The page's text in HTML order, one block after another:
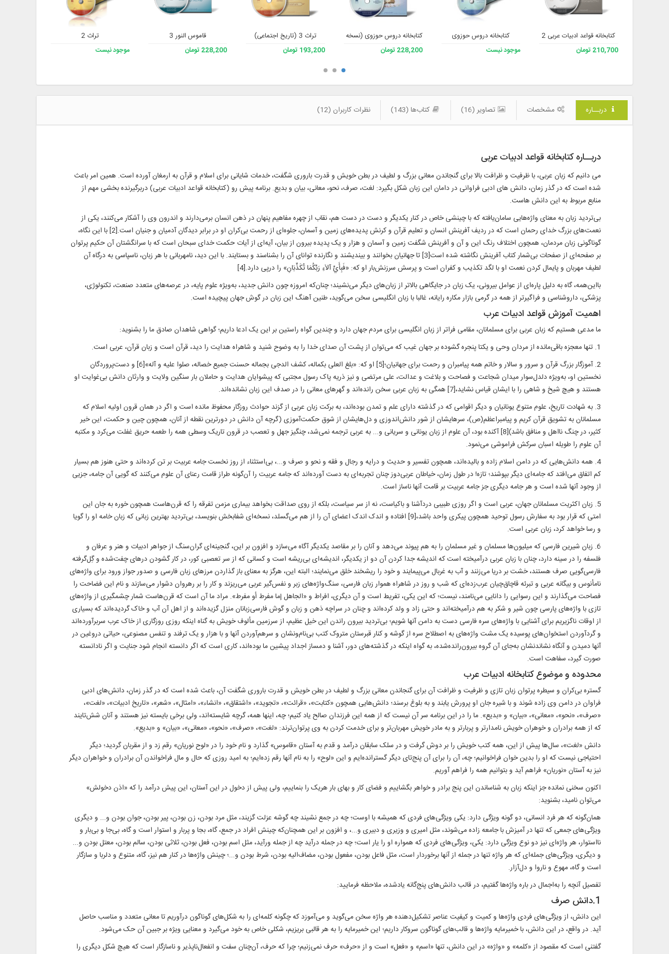
کتابخانه قواعد ادبیات عربی 2
210,700 تومان
کتابخانه دروس حوزوی
موجود نیست
کتابخانه دروس حوزوی (نسخه 2)
228,200 تومان
تراث 3 (تاریخ اجتماعی)
193,200 تومان
قاموس النور 3
228,200 تومان
تراث 2
موجود نیست
دربــاره مشخصات تصاویر (16) کتاب‌ها (143) نظرات کاربران (12)
دربــاره کتابخانه قواعد ادبیات عربی
می دانیم که زبان عربی، با ظرفیت و ظرافت بالا برای گنجاندن معانی بزرگ و لطیف در بطن خویش و قدرت باروری شگفت، خدمات شایانی برای اسلام و قرآن به ارمغان آورده است. همین امر باعث
شده است که در گذر زمان، دانش های ادبی فراوانی در دامان این زبان شکل بگیرد: لغت، صرف، نحو، معانی، بیان و بدیع. برنامه پیش رو (کتابخانه قواعد ادبیات عربی) دربرگیرنده بخشی مهم از
منابع مربوط به این دانش هاست.
بی‌تردید زبان به معنای واژه‌هایی سامان‌یافته که با چینشی خاص در کنار یکدیگر و دست در دست هم، نقاب از چهره مفاهیم پنهان در ذهن انسان برمی‌دارند و اندرون وی را آشکار می‌کنند، یکی از
نعمت‌های بزرگ خدای رحمان است که در ردیف آفرینش انسان و تعلیم قرآن و کرنش پدیده‌های زمین و آسمان، جلوه‌ای از رحمت بی‌کران او در برابر دیدگان آدمیان و جنیان است.[2] با این نگاه،
گوناگونی زبان مردمان، همچون اختلاف رنگ این و آن و آفرینش شگفت زمین و آسمان و هزار و یک پدیده بیرون از بیان، آیه‌ای از آیات حکمت خدای سبحان است که با سرانگشتان آن حکیم پرتوان
بر صفحه‌ای از صفحات بی‌شمار کتاب آفرینش نگاشته شده است[3] تا جهانیان بخوانند و بیندیشند و نگارنده توانای آن را بشناسند و بستایند. با این دید، نامهربانی با هر زبان، ناسپاسی به درگاه آن
لطیف مهربان و پایمال کردن نعمت او با لگد تکذیب و کفران است و پرسش سرزنش‌بار او که: «فَبِأَيِّ آلاَءِ رَبِّکُمَا تُکَذِّبَانِ» را درپی دارد.[4]
بااین‌همه، گاه به دلیل پاره‌ای از عوامل بیرونی، یک زبان در جایگاهی بالاتر از زبان‌های دیگر می‌نشیند؛ چنان‌که امروزه چون دانش جدید، به‌ویژه علوم پایه، در عرصه‌های متعدد صنعت، تکنولوژی،
پزشکی، داروشناسی و فراگیرتر از همه در گرمی بازار مکاره رایانه، غالبا با زبان انگلیسی سخن می‌گوید، طنین آهنگ این زبان در گوش جهان پیچیده است.
اهمیت آموزش قواعد ادبیات عرب
ما مدعی هستیم که زبان عربی برای مسلمانان، مقامی فراتر از زبان انگلیسی برای مردم جهان دارد و چندین گواه راستین بر این یک ادعا داریم؛ گواهی شاهدان صادق ما را بشنوید:
1. تنها معجزه باقی‌مانده از مردان وحی و یکتا پنجره گشوده بر جهان غیب که می‌توان از پشت آن صدای خدا را به وضوح شنید و شاهراه هدایت را دید، قرآن است و زبان قرآن، عربی است.
2. آموزگار بزرگ قرآن و سرور و سالار و خاتم همه پیامبران و رحمت برای جهانیان؛[5] او که: «بلغ العلی بکماله، کشف الدجی بجماله حسنت جمیع خصاله، صلوا علیه و آله»[6] و دست‌پروردگان
نخستین او، به‌ویژه دلدل‌سوار میدان شجاعت و فصاحت و بلاغت و عدالت، علی مرتضی و نیز ذریه پاک رسول مجتبی که پیشوایان هدایت و حاملان بار سنگین ولایت و وارثان دانش بی‌غوایت او
هستند و هیچ شیخ و شاهی را با ایشان قیاس نشاید،[7] همگی به زبان عربی سخن رانده‌اند و گهرهای معانی را در صدف این زبان نشانده‌اند.
3. به شهادت تاریخ، علوم متنوع یونانیان و دیگر اقوامی که در گذشته دارای علم و تمدن بوده‌اند، به برکت زبان عربی از گزند حوادث روزگار محفوظ مانده است و اگر در همان قرون اولیه اسلام که
مسلمانان به تشویق قرآن کریم و پیامبراعظم(ص)، سرهایشان از شور دانش‌اندوزی و دل‌هایشان از شوق حکمت‌آموزی (گرچه آن دانش در دورترین نقطه از آنان، همچون چین و حکمت، این خیر
کثیر، در چنگ نااهل و منافق باشد)[8] آکنده بود، آن علوم از زبان یونانی و سریانی و... به عربی ترجمه نمی‌شد، چنگیز جهل و تعصب در قرون تاریک وسطی همه را طعمه حریق غفلت می‌کرد و مکتبه
آن علوم را طویله اسبان سرکش فراموشی‌ می‌نمود.
4. همه دانش‌هایی که در دامن اسلام زاده و بالیده‌اند، همچون تفسیر و حدیث و درایه و رجال و فقه و نحو و صرف و...، بی‌استثناء از روز نخست جامه عربیت بر تن کرده‌اند و حتی هنوز هم بسیار
کم اتفاق می‌افتد که جامه‌ای دیگر بپوشند؛ تازه! در طول زمان، خیاطان عربی‌دوز چنان تجربه‌ای به دست آورده‌اند که جامه عربیت را آن‌گونه طراز قامت رعنای آن علوم می‌کنند که گویی آن جامه، جزیی
از وجود آنها شده است و هر جامه دیگری جز جامه عربیت بر قامت آنها ناساز است.
5. زبان اکثریت مسلمانان جهان، عربی است و اگر روزی طبیبی دردآشنا و باکیاست، نه از سر سیاست، بلکه از روی صداقت بخواهد بیماری مزمن تفرقه را که قرن‌هاست همچون خوره به جان این
امتی که قرار بود به سفارش رسول توحید همچون پیکری واحد باشد،[9] افتاده و اندک اندک اعضای آن را از هم می‌گسلد، نسخه‌ای شفابخش بنویسد، بی‌تردید بهترین زبانی که زبان خامه او را گویا
و رسا خواهد کرد، زبان عربی است.
6. زبان شیرین فارسی که میلیون‌ها مسلمان و غیر مسلمان را به هم پیوند می‌دهد و آنان را بر مقاصد یکدیگر آگاه می‌سازد و افزون بر این، گنجینه‌ای گران‌سنگ از جواهر ادبیات و هنر و عرفان و
فلسفه را در سینه دارد، چنان با زبان عربی درآمیخته است که اندیشه جدا کردن آن دو از یکدیگر، اندیشه‌ای بی‌ریشه است و کسانی که از سر تعصبی کور، در کار گشودن درهای چفت‌شده و گِل‌گرفته
فارسی‌گویی صرف هستند، خشت بر دریا می‌زنند و آب به غربال می‌پیمایند و خود را ریشخند خلق می‌نمایند؛ البته این، هرگز به معنای باز گذاردن مرزهای زبان فارسی و صدور جواز ورود برای واژه‌های
نامأنوس و بیگانه عربی و تبرئه قاچاق‌چیان عرب‌زده‌ای که شب و روز در شاهراه هموار زبان فارسی، سنگ‌واژه‌های زبر و نفس‌گیر عربی می‌ریزند و کار را بر رهروان دشوار می‌سازند و نام این فضاحت را
فصاحت می‌گذارند و این رسوایی را دانایی می‌نامند، نیست؛ که این یکی، تفریط است و آن دیگری، افراط و «الجاهل إما مفرط أو مفرط». مراد ما آن است که قرن‌هاست شمار چشمگیری از واژه‌های
تازی با واژه‌های پارسی چون شیر و شکر به هم درآمیخته‌اند و حتی زاد و ولد کرده‌اند و چنان در سراچه ذهن و زبان و گوش فارسی‌زبانان منزل گزیده‌اند و از اهل آن آب و خاک گردیده‌اند که بسیاری
از اوقات ناگزیریم برای آشنایی با واژه‌های سره فارسی دست به دامن آنها شویم؛ بی‌تردید بیرون راندن این خیل عظیم، از سرزمین مألوف خویش به گناه اینکه روزی روزگاری از خاک عرب سربرآورده‌اند
و گردآوردن استخوان‌های پوسیده یک مشت واژه‌های به اصطلاح سره از گوشه و کنار قبرستان متروک کتب بی‌نام‌و‌نشان و سرهم‌آوردن آنها و با هزار و یک ترفند و تنفس مصنوعی، حیاتی دروغین در
آنها دمیدن و آنگاه نشاندنشان به‌جای آن گروه بیرون‌رانده‌شده، به گواه اینکه در گذشته‌های دور، آشنا و دمساز اجداد پیشین ما بوده‌اند، کاری است که اگر دانسته انجام شود جنایت و اگر نادانسته
صورت گیرد، سفاهت است.
محدوده و موضوع کتابخانه ادبیات عرب
گستره بی‌کران و سیطره پرتوان زبان تازی و ظرفیت و ظرافت آن برای گنجاندن معانی بزرگ و لطیف در بطن خویش و قدرت باروری شگفت آن، باعث شده است که در گذر زمان، دانش‌های ادبی
فراوان در دامن وی زاده شوند و با شیره جان او پرورش یابند و به بلوغ برسند؛ دانش‌هایی همچون «کتابت»، «قرائت»، «تجوید»، «اشتقاق»، «انشاء»، «امثال»، «شعر»، «تاریخ ادبیات»، «لغت»،
«صرف»، «نحو»، «معانی»، «بیان» و «بدیع». ما را در این برنامه سر آن نیست که از همه این فرزندان صالح یاد کنیم؛ چه، اینها همه، گرچه شایسته‌اند، ولی برخی بایسته نیز هستند و آنان شش‌تایند
که از همه برادران و خوهران خویش نامدارتر و پربارتر و به مادر خویش مهربان‌تر و برای خدمت کردن به وی پرتوان‌ترند: «لغت»، «صرف»، «نحو»، «معانی»، «بیان» و «بدیع».
دانش «لغت»، سال‌ها پیش از این، همه کتب خویش را بر دوش گرفت و در سلک سابقان درآمد و قدم به آستان «قاموس» گذارد و نام خود را در «لوح نوریان» رقم زد و از مقربان گردید؛ دیگر
احتیاجی نیست که او را بدین خوان فراخوانیم؛ چه، آن را برای آن پنج‌تای دیگر گسترانده‌ایم و این «لوح» را به نام آنها رقم زده‌ایم؛ به امید روزی که حال و مال فراخواندن آن برادران و خواهران دیگر
نیز به آستان «نوریان» فراهم آید و بتوانیم همه را فراهم آوریم.
اکنون سخنی نمانده جز اینکه زبان به شناساندن این پنج برادر و خواهر بگشاییم و فضای کار و بهای بار هریک را بنماییم، ولی پیش از دخول در این آستان، این پیش درآمد را که «اذن دخولش»
می‌توان نامید، بشنوید:
همان‌گونه که هر فرد انسانی، دو گونه ویژگی دارد: یکی ویژگی‌های فردی که همیشه با اوست؛ چه در جمع نشیند چه گوشه عزلت گزیند، مثل مرد بودن، زن بودن، پیر بودن، جوان بودن و... و دیگری
ویژگی‌های جمعی که تنها در آمیزش با جامعه زاده می‌شوند، مثل امیری و وزیری و دبیری و...، و افزون بر این همچنان‌که چینش افراد در جمع، گاه، بجا و پربار و استوار است و گاه، بی‌جا و بی‌بار و
نااستوار، هر واژه‌ای نیز دو نوع ویژگی دارد: یکی، ویژگی‌های فردی که همواره او را یار است؛ چه در جمله درآید چه از جمله ورآید، مثل اسم بودن، فعل بودن، ثلاثی بودن، سالم بودن، معتل بودن و...
و دیگری، ویژگی‌های جمله‌ای که هر واژه تنها در جمله از آنها برخوردار است، مثل فاعل بودن، مفعول بودن، مضاف‌الیه بودن، شرط بودن و...؛ چینش واژه‌ها در کنار هم نیز، گاه، متنوع و دلربا و سازگار
است و گاه، مهوع و ناروا و دل‌آزار.
تفصیل آنچه را به‌اجمال در باره واژه‌ها گفتیم، در قالب دانش‌های پنج‌گانه یادشده، ملاحظه فرمایید:
1.دانش صرف
این دانش، از ویژگی‌های فردی واژه‌ها و کمیت و کیفیت عناصر تشکیل‌دهنده هر واژه سخن می‌گوید و می‌آموزد که چگونه کلمه‌ای را به شکل‌های گوناگون درآوریم تا معانی متعدد و مناسب حاصل
آید. در واقع، در این دانش، با خمیرمایه واژه‌ها و قالب‌های گوناگون سروکار داریم؛ این خمیرمایه را به هر قالبی بریزیم، شکلی خاص به خود می‌گیرد و معنایی ویژه بر جبین آن حک می‌شود.
گفتنی است که مقصود از «کلمه» و «واژه» در این دانش، تنها «اسم» و «فعل» است و از «حرف» حرف نمی‌زنیم؛ چرا که حرف، آن‌چنان سفت و انفعال‌ناپذیر و ناسازگار است که هیچ شکل دیگری را